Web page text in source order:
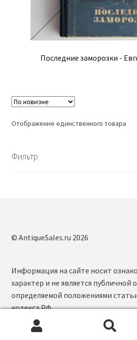
Последние заморозки -
Отображение единственного товара
Фильтр
© AntiqueSales.ru 2026
Информация на сайте носит
характер и не является публичной
определяемой положениями
кодекса РФ.